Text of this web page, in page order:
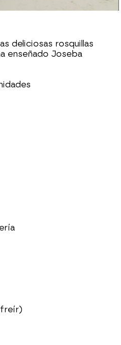
deliciosas rosquillas
enseñado Joseba